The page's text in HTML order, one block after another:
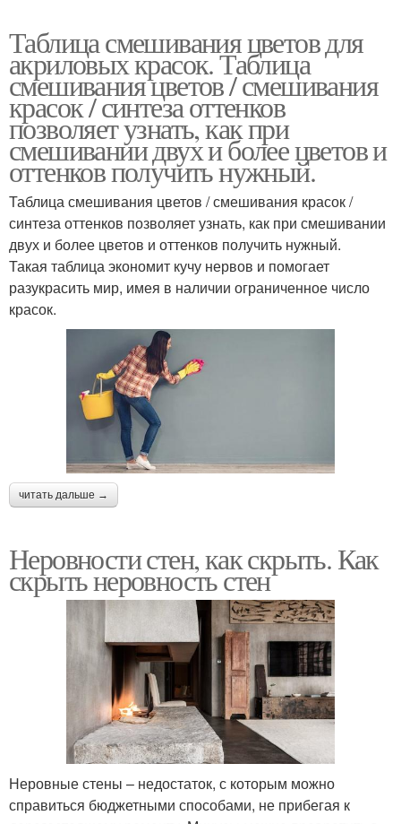
Таблица смешивания цветов для
акриловых красок. Таблица
смешивания цветов / смешивания
красок / синтеза оттенков
позволяет узнать, как при
смешивании двух и более цветов и
оттенков получить нужный.
Таблица смешивания цветов / смешивания красок /
синтеза оттенков позволяет узнать, как при смешивании
двух и более цветов и оттенков получить нужный.
Такая таблица экономит кучу нервов и помогает
разукрасить мир, имея в наличии ограниченное число
красок.
читать дальше →
Неровности стен, как скрыть. Как
скрыть неровность стен
Неровные стены – недостаток, с которым можно
справиться бюджетными способами, не прибегая к